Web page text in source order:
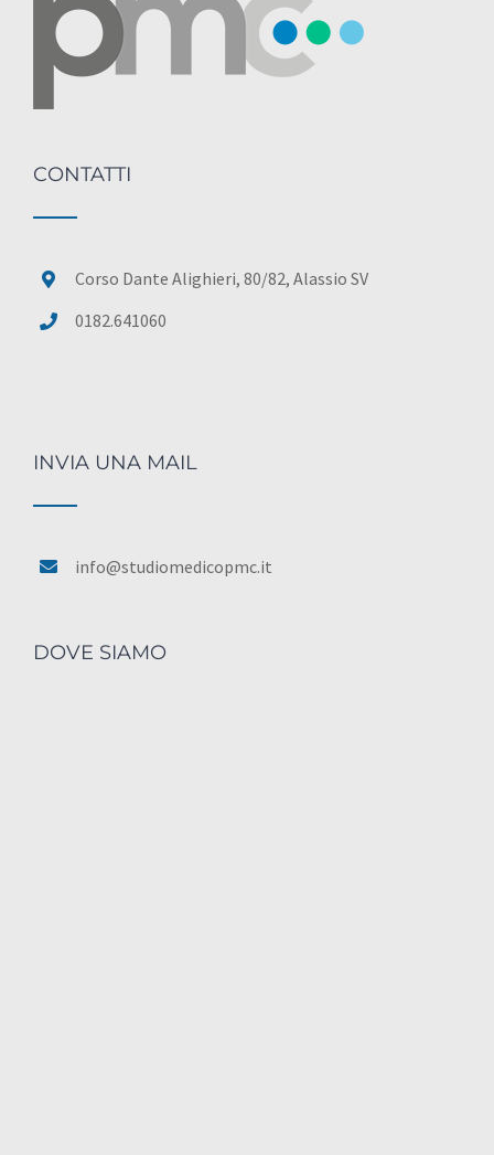
CONTATTI
Corso Dante Alighieri, 80/82, Alassio SV
0182.641060
INVIA UNA MAIL
info@studiomedicopmc.it
DOVE SIAMO